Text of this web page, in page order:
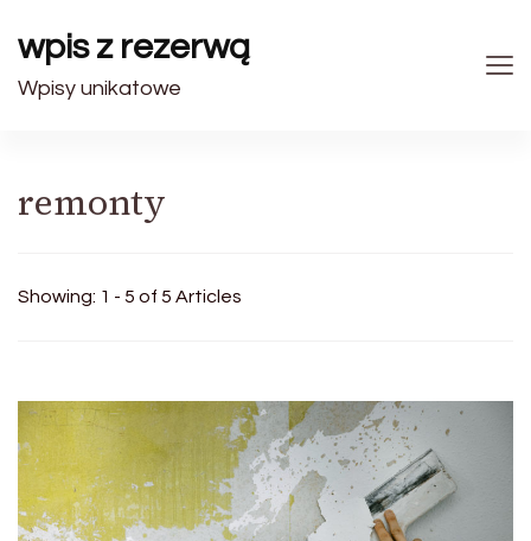
wpis z rezerwą
Wpisy unikatowe
remonty
Showing: 1 - 5 of 5 Articles